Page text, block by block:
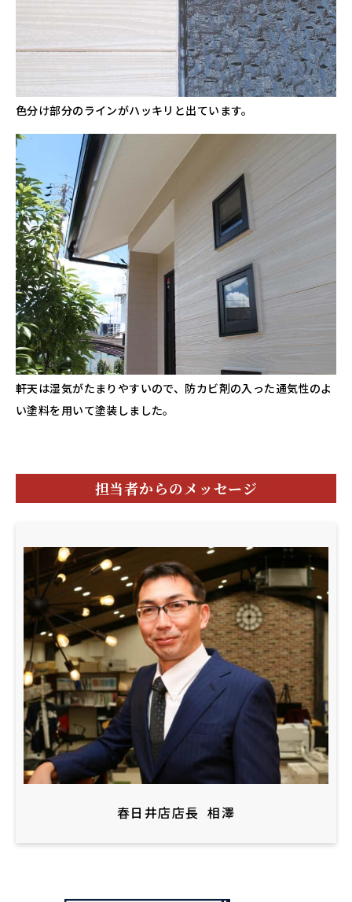
色分け部分のラインがハッキリと出ています。
軒天は湿気がたまりやすいので、防カビ剤の入った通気性のよ
い塗料を用いて塗装しました。
担当者からのメッセージ
春日井店店長 相澤